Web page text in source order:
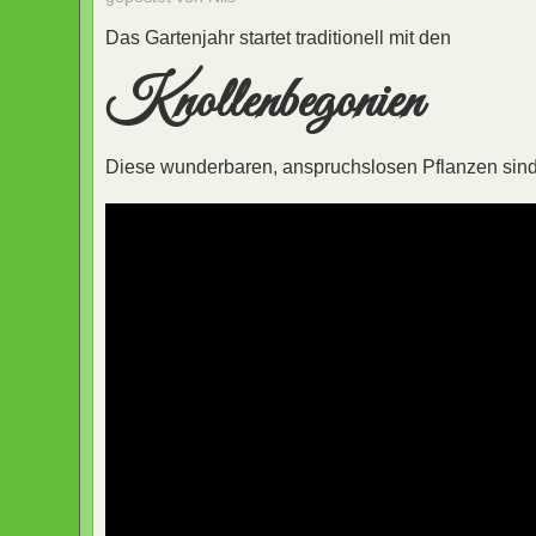
Das Gartenjahr startet traditionell mit den
Knollenbegonien
Diese wunderbaren, anspruchslosen Pflanzen